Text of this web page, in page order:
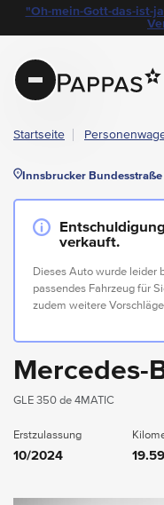
Navigation überspringen
Zum Hauptcontent
Zur Hauptnavigation springen
layout.table-of-content
Technische Daten
Fahrzeugausstattung
Leasing
Standort & Ansprechpartner
Garantie
Ihre Vorteile auf einen Blick
Das könnte Sie auch interessieren
Angebote & Aktionen bei Pappas
"Oh-mein-Gott-das-ist-
Startseite
Innsbrucker Bundesstraße
verkauft.
Dieses Auto wurde leider
passendes Fahrzeug für
zudem weitere
Mercedes-
GLE 350 de 4MATIC
Erstzulassung
10/2024